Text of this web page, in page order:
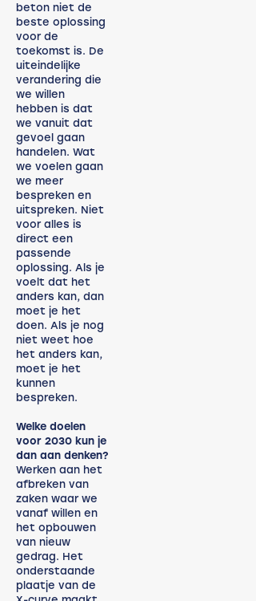
beton niet de
beste oplossing
voor de
toekomst is. De
uiteindelijke
verandering die
we willen
hebben is dat
we vanuit dat
gevoel gaan
handelen. Wat
we voelen gaan
we meer
bespreken en
uitspreken. Niet
voor alles is
direct een
passende
oplossing. Als je
voelt dat het
anders kan, dan
moet je het
doen. Als je nog
niet weet hoe
het anders kan,
moet je het
kunnen
bespreken.
Welke doelen
voor 2030 kun je
dan aan denken?
Werken aan het
afbreken van
zaken waar we
vanaf willen en
het opbouwen
van nieuw
gedrag. Het
onderstaande
plaatje van de